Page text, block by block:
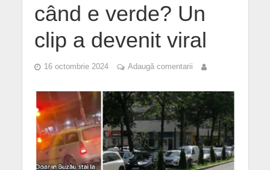
când e verde? Un
clip a devenit viral
16 octombrie 2024 Adaugă comentarii